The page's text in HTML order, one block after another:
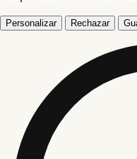
Personalizar Rechazar